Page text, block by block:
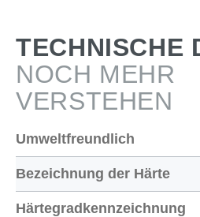
TECHNISCHE
NOCH MEHR
VERSTEHEN
Umweltfreundlich
Bezeichnung der Härte
Härtegradkennzeichnung